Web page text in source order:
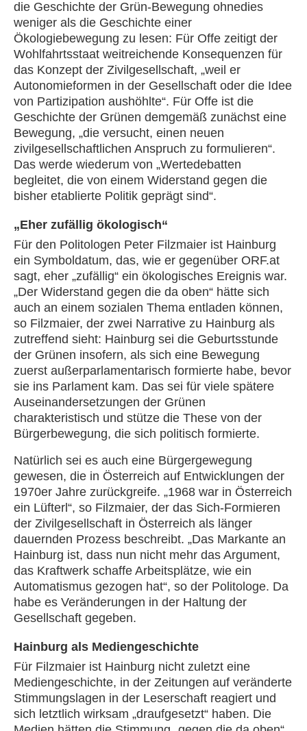
die Geschichte der Grün-Bewegung ohnedies
weniger als die Geschichte einer
Ökologiebewegung zu lesen: Für Offe zeitigt der
Wohlfahrtsstaat weitreichende Konsequenzen für
das Konzept der Zivilgesellschaft, „weil er
Autonomieformen in der Gesellschaft oder die Idee
von Partizipation aushöhlte“. Für Offe ist die
Geschichte der Grünen demgemäß zunächst eine
Bewegung, „die versucht, einen neuen
zivilgesellschaftlichen Anspruch zu formulieren“.
Das werde wiederum von „Wertedebatten
begleitet, die von einem Widerstand gegen die
bisher etablierte Politik geprägt sind“.
„Eher zufällig ökologisch“
Für den Politologen Peter Filzmaier ist Hainburg
ein Symboldatum, das, wie er gegenüber ORF.at
sagt, eher „zufällig“ ein ökologisches Ereignis war.
„Der Widerstand gegen die da oben“ hätte sich
auch an einem sozialen Thema entladen können,
so Filzmaier, der zwei Narrative zu Hainburg als
zutreffend sieht: Hainburg sei die Geburtsstunde
der Grünen insofern, als sich eine Bewegung
zuerst außerparlamentarisch formierte habe, bevor
sie ins Parlament kam. Das sei für viele spätere
Auseinandersetzungen der Grünen
charakteristisch und stütze die These von der
Bürgerbewegung, die sich politisch formierte.
Natürlich sei es auch eine Bürgergewegung
gewesen, die in Österreich auf Entwicklungen der
1970er Jahre zurückgreife. „1968 war in Österreich
ein Lüfterl“, so Filzmaier, der das Sich-Formieren
der Zivilgesellschaft in Österreich als länger
dauernden Prozess beschreibt. „Das Markante an
Hainburg ist, dass nun nicht mehr das Argument,
das Kraftwerk schaffe Arbeitsplätze, wie ein
Automatismus gezogen hat“, so der Politologe. Da
habe es Veränderungen in der Haltung der
Gesellschaft gegeben.
Hainburg als Mediengeschichte
Für Filzmaier ist Hainburg nicht zuletzt eine
Mediengeschichte, in der Zeitungen auf veränderte
Stimmungslagen in der Leserschaft reagiert und
sich letztlich wirksam „draufgesetzt“ haben. Die